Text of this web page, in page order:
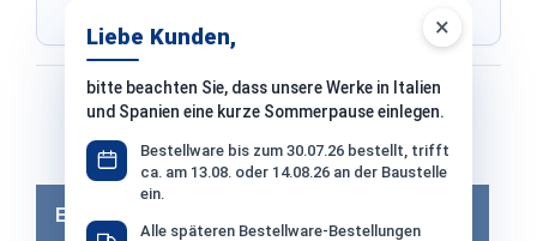
×
Liebe Kunden,
bitte beachten Sie, dass unsere Werke in Italien
und Spanien eine kurze Sommerpause einlegen.
Bestellware bis zum 30.07.26 bestellt, trifft
ca. am 13.08. oder 14.08.26 an der Baustelle
ein.
Alle späteren Bestellware-Bestellungen
Bezahlen mit
Bei Bezahlung per Vorkasse −2% Skonto
Eigenschaften